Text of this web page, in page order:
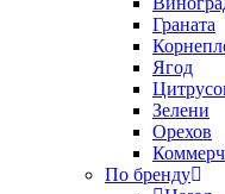
Граната
Ягод
Зелени
Орехов
По бренду